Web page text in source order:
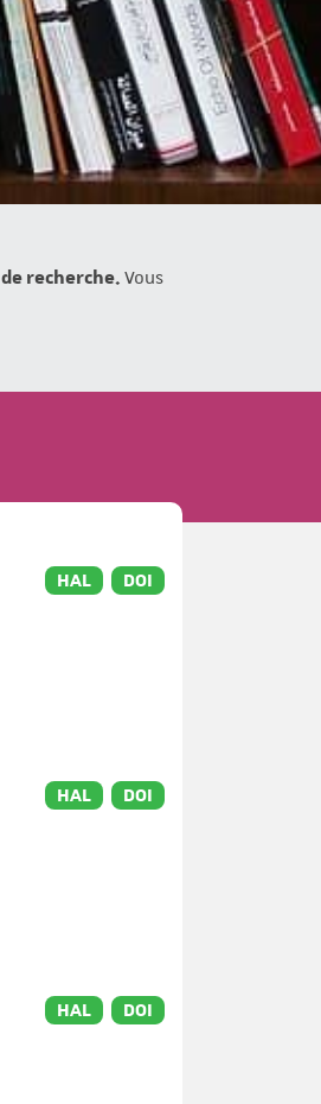
recherche. Vous
HAL DOI
HAL DOI
HAL DOI